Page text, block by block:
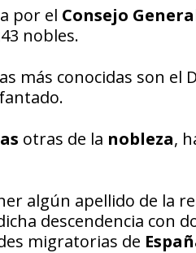
por el Consejo
nobles.
más conocidas son el
otras de la nobleza,
algún apellido de la
descendencia con
migratorias de